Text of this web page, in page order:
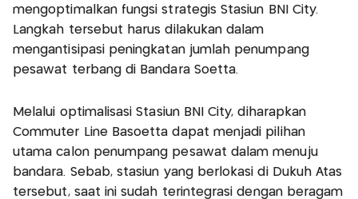
mengoptimalkan fungsi strategis Stasiun BNI City.
Langkah tersebut harus dilakukan dalam
mengantisipasi peningkatan jumlah penumpang
pesawat terbang di Bandara Soetta.
Melalui optimalisasi Stasiun BNI City, diharapkan
Commuter Line Basoetta dapat menjadi pilihan
utama calon penumpang pesawat dalam menuju
bandara. Sebab, stasiun yang berlokasi di Dukuh Atas
tersebut, saat ini sudah terintegrasi dengan beragam